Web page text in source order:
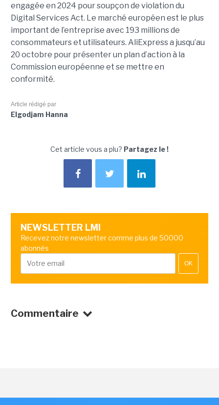
engagée en 2024 pour soupçon de violation du
Digital Services Act. Le marché européen est le plus
important de l’entreprise avec 193 millions de
consommateurs et utilisateurs. AliExpress a jusqu’au
20 octobre pour présenter un plan d’action à la
Commission européenne et se mettre en
conformité.
Article rédigé par
Elgodjam Hanna
Cet article vous a plu? Partagez le !
NEWSLETTER LMI
Recevez notre newsletter comme plus de 50000
abonnés
OK
Commentaire